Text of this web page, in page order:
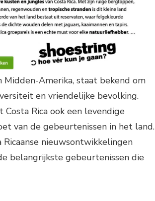
Midden-Amerika, staat bekend om
en vriendelijke bevolking.
Rica ook een levendige
van de gebeurtenissen in het land.
nieuwsontwikkelingen
belangrijkste gebeurtenissen die